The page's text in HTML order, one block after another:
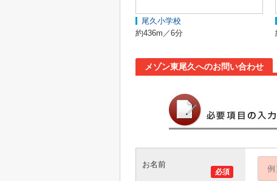
尾久小学校
約436m／6分
メゾン東尾久へのお問い合わせ
必須
お名前